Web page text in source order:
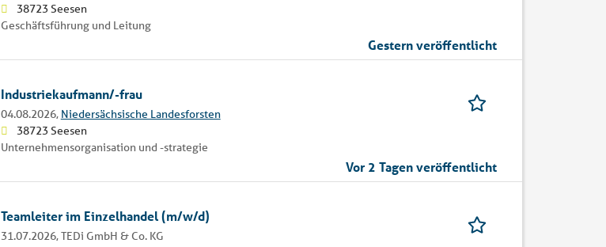
38723 Seesen
Geschäftsführung und Leitung
Gestern veröffentlicht
Industriekaufmann/-frau
04.08.2026, Niedersächsische Landesforsten
38723 Seesen
Unternehmensorganisation und -strategie
Vor 2 Tagen veröffentlicht
Teamleiter im Einzelhandel (m/w/d)
31.07.2026,TEDi GmbH & Co. KG